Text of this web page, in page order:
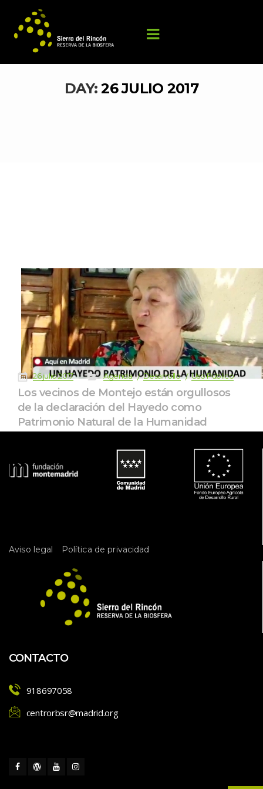
DAY: 26 JULIO 2017
26 julio 2017 Agenda Desarrollo Uso Público
Los vecinos de Montejo están orgullosos
de la declaración del Hayedo como
Patrimonio Natural de la Humanidad
Aviso legal Política de privacidad
CONTACTO
918697058
centrorbsr@madrid.org